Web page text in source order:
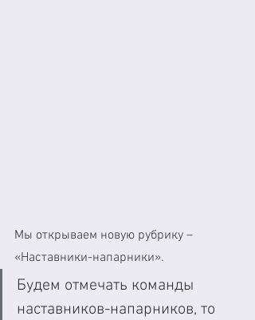
Мы открываем новую рубрику –
«Наставники-напарники».
Будем отмечать команды
наставников-напарников, то